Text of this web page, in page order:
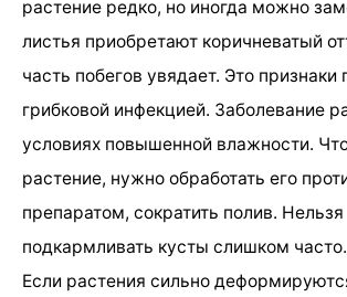
растение редко, но иногда можно
листья приобретают коричневатый
часть побегов увядает. Это
грибковой инфекцией. Заболевание
условиях повышенной влажности.
растение, нужно обработать его
препаратом, сократить полив. Нельзя
подкармливать кусты слишком часто.
Если растения сильно